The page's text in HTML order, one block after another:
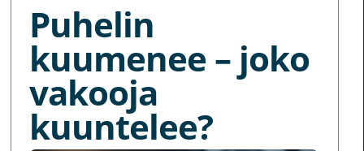
Puhelin
kuumenee – joko
vakooja
kuuntelee?